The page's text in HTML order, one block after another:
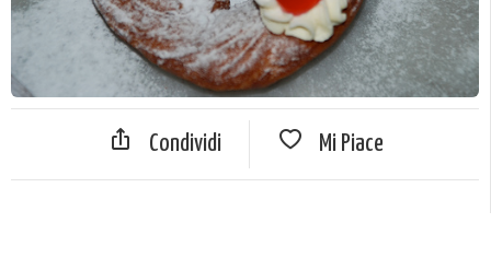
Condividi Mi Piace